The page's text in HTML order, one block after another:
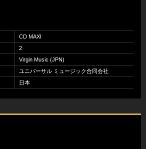
CD MAXI
2
Virgin Music (JPN)
ユニバーサル ミュージック合同会社
日本